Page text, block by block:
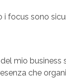
i focus sono
mio business
che